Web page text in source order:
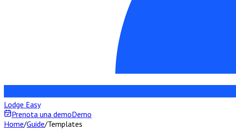
Lodge Easy
Prenota una demoDemo
Home/Guide/Templates